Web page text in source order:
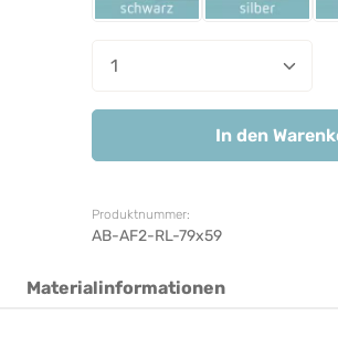
Produkt Anzahl:
In den
Produktnummer:
AB-AF2-RL-79x59
Materialinformationen